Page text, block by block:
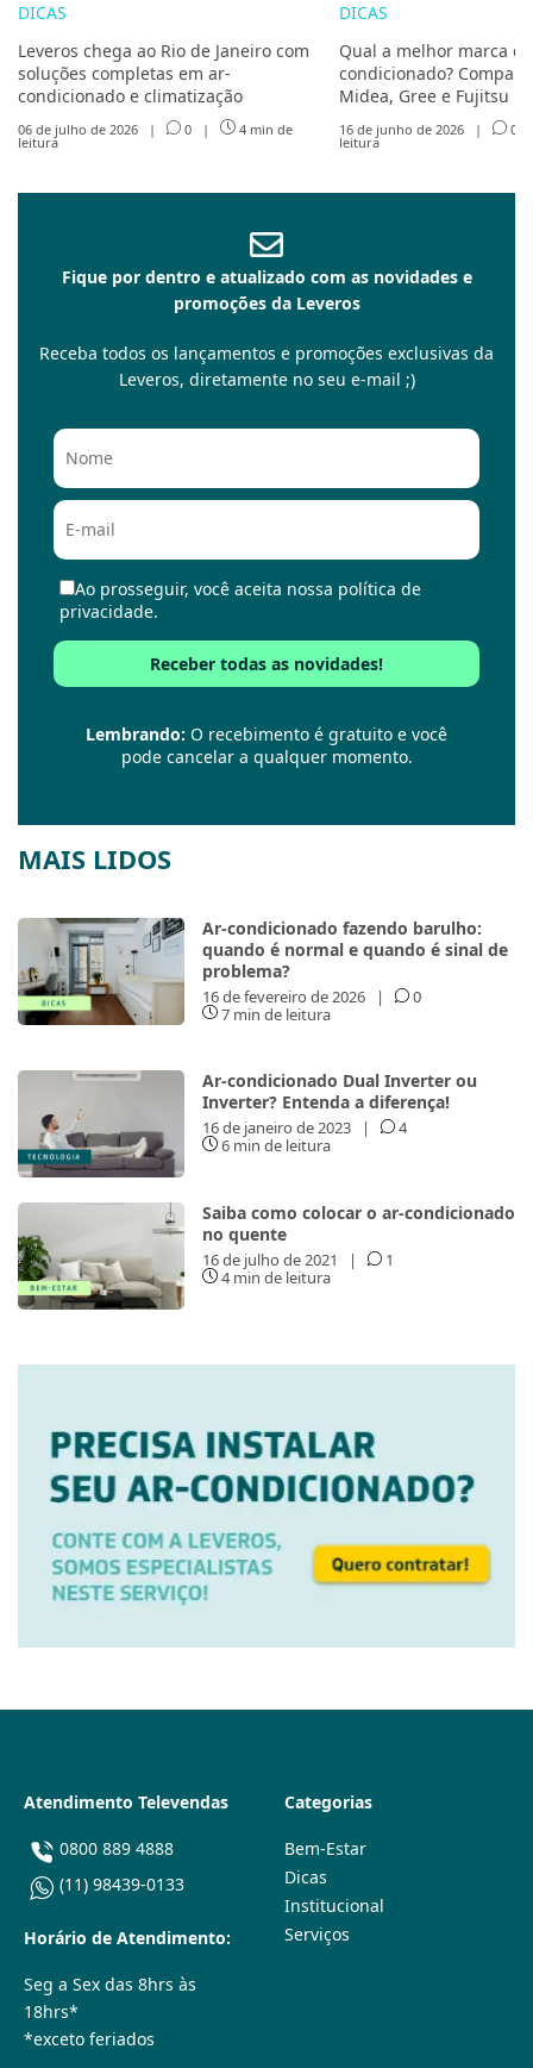
DICAS
Leveros chega ao Rio de Janeiro com
soluções completas em ar-
condicionado e climatização
06 de julho de 2026 | 0 | 4 min de
leitura
DICAS
Qual a melhor marca
condicionado?
Midea, Gree e Fujitsu
16 de junho de 2026 | 0
leitura
Fique por dentro e atualizado com as novidades e
promoções da Leveros
Receba todos os lançamentos e promoções exclusivas da
Leveros, diretamente no seu e-mail ;)
Ao prosseguir, você aceita nossa política de
privacidade.
Lembrando: O recebimento é gratuito e você
pode cancelar a qualquer momento.
MAIS LIDOS
Ar-condicionado fazendo barulho:
quando é normal e quando é sinal de
problema?
16 de fevereiro de 2026 |
0
7 min de leitura
Ar-condicionado Dual Inverter ou
Inverter? Entenda a diferença!
16 de janeiro de 2023 |
4
6 min de leitura
Saiba como colocar o ar-condicionado
no quente
16 de julho de 2021 |
1
4 min de leitura
Atendimento Televendas
0800 889 4888
(11) 98439-0133
Horário de Atendimento:
Seg a Sex das 8hrs às
18hrs*
*exceto feriados
Categorias
Bem-Estar
Dicas
Institucional
Serviços